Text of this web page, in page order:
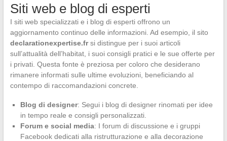
Siti web e blog di esperti
I siti web specializzati e i blog di esperti offrono un
aggiornamento continuo delle informazioni. Ad esempio, il sito
declarationexpertise.frsi distingue per i suoi articoli
sull’attualità dell’habitat, i suoi consigli pratici e le sue offerte per
i privati. Questa fonte è preziosa per coloro che desiderano
rimanere informati sulle ultime evoluzioni, beneficiando al
contempo di raccomandazioni concrete.
Blog di designer: Segui i blog di designer rinomati per idee
in tempo reale e consigli personalizzati.
Forum e social media: I forum di discussione e i gruppi
Facebook dedicati alla ristrutturazione e alla decorazione